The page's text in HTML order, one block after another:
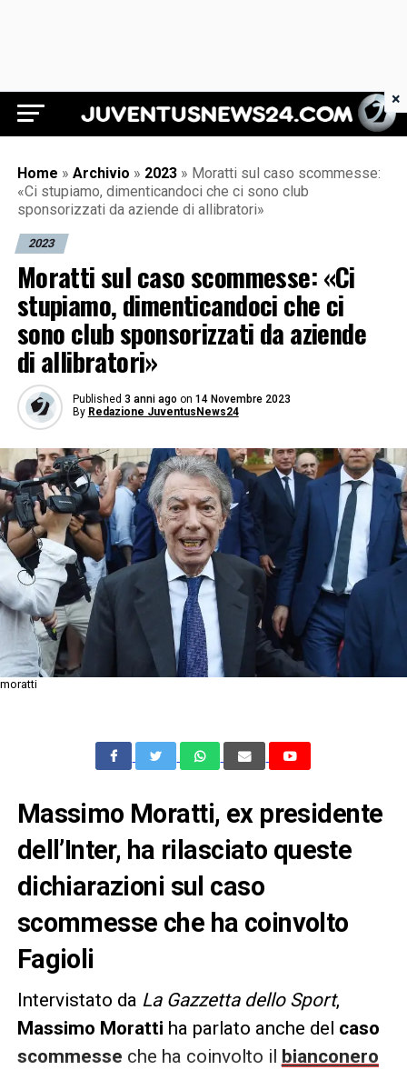
Juventus News 24
Home » Archivio » 2023 » Moratti sul caso scommesse:
«Ci stupiamo, dimenticandoci che ci sono club
sponsorizzati da aziende di allibratori»
2023
Moratti sul caso scommesse: «Ci
stupiamo, dimenticandoci che ci
sono club sponsorizzati da aziende
di allibratori»
Published 3 anni ago on 14 Novembre 2023
By Redazione JuventusNews24
moratti
Massimo Moratti, ex presidente
dell’Inter, ha rilasciato queste
dichiarazioni sul caso
scommesse che ha coinvolto
Fagioli
Intervistato da La Gazzetta dello Sport,
Massimo Moratti ha parlato anche del caso
scommesse che ha coinvolto il bianconero
×